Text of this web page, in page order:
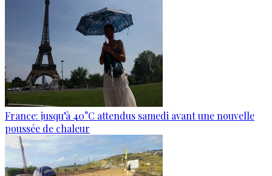
France: jusqu’à 40°C attendus samedi avant une nouvelle
poussée de chaleur